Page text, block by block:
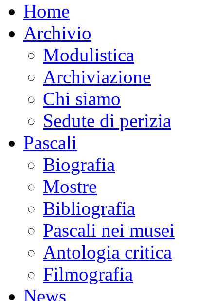
Home
Archivio
Modulistica
Archiviazione
Chi siamo
Sedute di perizia
Pascali
Biografia
Mostre
Bibliografia
Pascali nei musei
Antologia critica
Filmografia
News